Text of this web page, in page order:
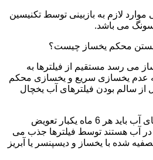
لازم به بازبینی توسط تکنیسین
می باشد.
محکم یخساز چیست؟
می رسد مستقیم از فیلترها به
عدم یخسازی سریع و یخسازی محکم
از سالم بودن فیلترهای آب یخچال
همانطور که می دانید فیلترهای آب باید هر 6 ماه یکبار تعویض
در آب هستند توسط فیلترها جذب می
شده با یخساز و دیسپنسر یا آبریز